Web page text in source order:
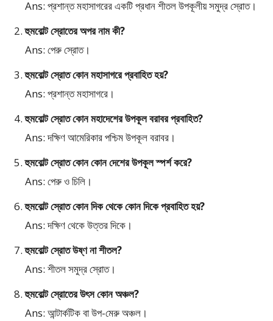
Ans: প্রশান্ত মহাসাগরের একটি প্রধান শীতল উপকূলীয় সমুদ্র স্রোত।
হুমবোল্ট স্রোতের অপর নাম কী?
Ans: পেরু স্রোত।
হুমবোল্ট স্রোত কোন মহাসাগরে প্রবাহিত হয়?
Ans: প্রশান্ত মহাসাগরে।
হুমবোল্ট স্রোত কোন মহাদেশের উপকূল বরাবর প্রবাহিত?
Ans: দক্ষিণ আমেরিকার পশ্চিম উপকূল বরাবর।
হুমবোল্ট স্রোত কোন কোন দেশের উপকূল স্পর্শ করে?
Ans: পেরু ও চিলি।
হুমবোল্ট স্রোত কোন দিক থেকে কোন দিকে প্রবাহিত হয়?
Ans: দক্ষিণ থেকে উত্তর দিকে।
হুমবোল্ট স্রোত উষ্ণ না শীতল?
Ans: শীতল সমুদ্র স্রোত।
হুমবোল্ট স্রোতের উৎস কোন অঞ্চল?
Ans: আন্টার্কটিক বা উপ-মেরু অঞ্চল।